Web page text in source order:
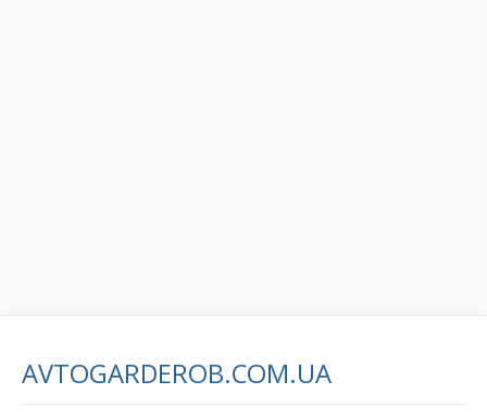
AVTOGARDEROB.COM.UA